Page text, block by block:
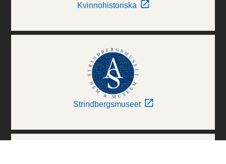
Kvinnohistoriska
Strindbergsmuseet